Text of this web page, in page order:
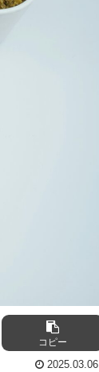
コピー
2025.03.06